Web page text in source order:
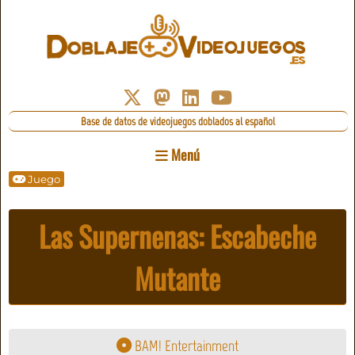
Base de datos de videojuegos doblados al español
Menú
Juego
Las Supernenas: Escabeche
Mutante
BAM! Entertainment